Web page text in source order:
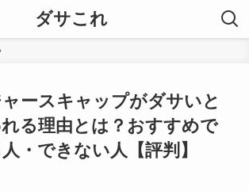
ダサこれ
ャースキャップがダサいと
る理由とは？おすすめで
・できない人【評判】